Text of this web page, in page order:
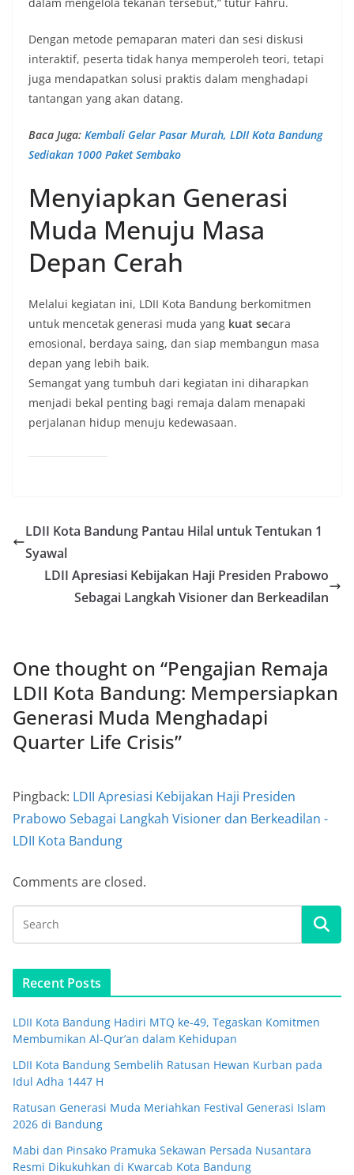
Dengan metode pemaparan materi dan sesi diskusi
interaktif, peserta tidak hanya memperoleh teori, tetapi
juga mendapatkan solusi praktis dalam menghadapi
tantangan yang akan datang.
Baca Juga: Kembali Gelar Pasar Murah, LDII Kota Bandung
Sediakan 1000 Paket Sembako
Menyiapkan Generasi
Muda Menuju Masa
Depan Cerah
Melalui kegiatan ini, LDII Kota Bandung berkomitmen
untuk mencetak generasi muda yang kuat secara
emosional, berdaya saing, dan siap membangun masa
depan yang lebih baik.
Semangat yang tumbuh dari kegiatan ini diharapkan
menjadi bekal penting bagi remaja dalam menapaki
perjalanan hidup menuju kedewasaan.
LDII Kota Bandung Pantau Hilal untuk Tentukan 1
Syawal
LDII Apresiasi Kebijakan Haji Presiden Prabowo
Sebagai Langkah Visioner dan Berkeadilan
One thought on “Pengajian Remaja
LDII Kota Bandung: Mempersiapkan
Generasi Muda Menghadapi
Quarter Life Crisis”
Pingback: LDII Apresiasi Kebijakan Haji Presiden
Prabowo Sebagai Langkah Visioner dan Berkeadilan -
LDII Kota Bandung
Comments are closed.
Recent Posts
LDII Kota Bandung Hadiri MTQ ke-49, Tegaskan Komitmen
Membumikan Al-Qur’an dalam Kehidupan
LDII Kota Bandung Sembelih Ratusan Hewan Kurban pada
Idul Adha 1447 H
Ratusan Generasi Muda Meriahkan Festival Generasi Islam
2026 di Bandung
Mabi dan Pinsako Pramuka Sekawan Persada Nusantara
Resmi Dikukuhkan di Kwarcab Kota Bandung